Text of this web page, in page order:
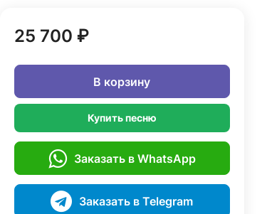
25 700 ₽
В корзину
Купить песню
Заказать в WhatsApp
Заказать в Telegram